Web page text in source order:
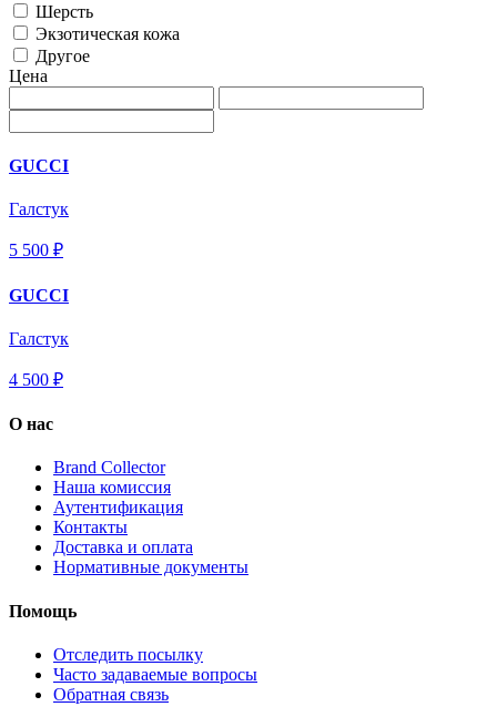
Шерсть
Экзотическая кожа
Другое
Цена
GUCCI
Галстук
5 500 ₽
GUCCI
Галстук
4 500 ₽
О нас
Brand Collector
Наша комиссия
Аутентификация
Контакты
Доставка и оплата
Нормативные документы
Помощь
Отследить посылку
Часто задаваемые вопросы
Обратная связь